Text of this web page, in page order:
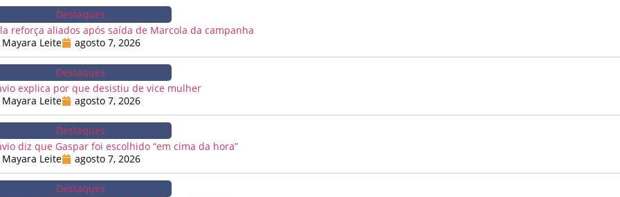
Destaques
reforça aliados após saída de Marcola da campanha
Mayara Leite
agosto 7, 2026
Destaques
explica por que desistiu de vice mulher
Mayara Leite
agosto 7, 2026
Destaques
diz que Gaspar foi escolhido “em cima da hora”
Mayara Leite
agosto 7, 2026
Destaques